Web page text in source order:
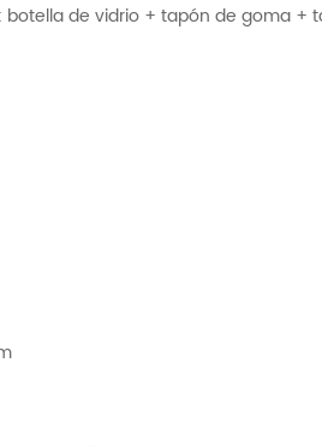
de vidrio + tapón de goma +